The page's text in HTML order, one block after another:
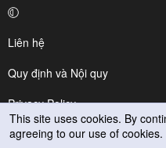
Liên hệ
Quy định và Nội quy
Privacy Policy
Trợ giúp
This site uses cookies. By
agreeing to our use of cookies.